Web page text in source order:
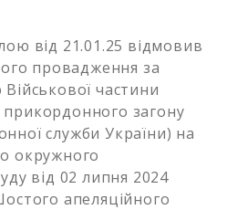
від 21.01.25 відмовив
провадження за
частини
загону
служби України) на
окружного
від 02 липня 2024
апеляційного